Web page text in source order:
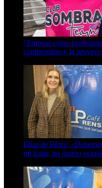
“Entrena como
compromiso y la
Elías de Pérez:
mi lugar, no quiero